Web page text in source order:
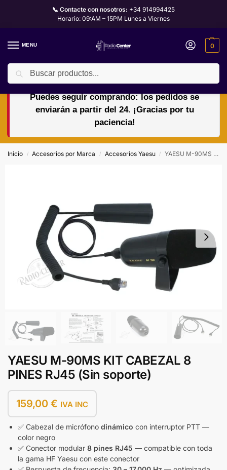
📞 Contacte con nosotros: +34 914994425
Horario: 09:AM – 15PM Lunes a Viernes
MENU 0
🏖️🌴VACACIONES del 10 al 24 de agosto.
Puedes seguir comprando: los pedidos se
enviarán a partir del 24. ¡Gracias por tu
paciencia!
Inicio / Accesorios por Marca / Accesorios Yaesu / YAESU M-90MS KIT CABEZAL 8 PINES RJ45 (Sin soporte)
YAESU M-90MS KIT CABEZAL 8
PINES RJ45 (Sin soporte)
159,00 € IVA INC
✅ Cabezal de micrófono dinámico con interruptor PTT —
color negro
✅ Conector modular 8 pines RJ45 — compatible con toda
la gama HF Yaesu con este conector